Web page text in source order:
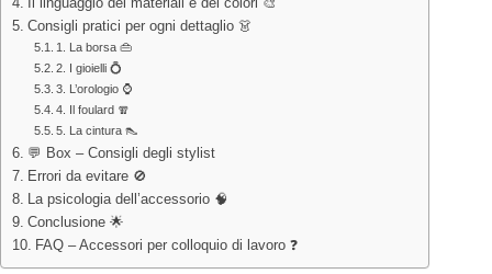
Il linguaggio dei materiali e dei colori 🎨
Consigli pratici per ogni dettaglio 👗
1. La borsa 👜
2. I gioielli 💍
3. L’orologio ⌚
4. Il foulard 🧣
5. La cintura 👠
💬 Box – Consigli degli stylist
Errori da evitare 🚫
La psicologia dell’accessorio 🧠
Conclusione 🌟
FAQ – Accessori per colloquio di lavoro ❓